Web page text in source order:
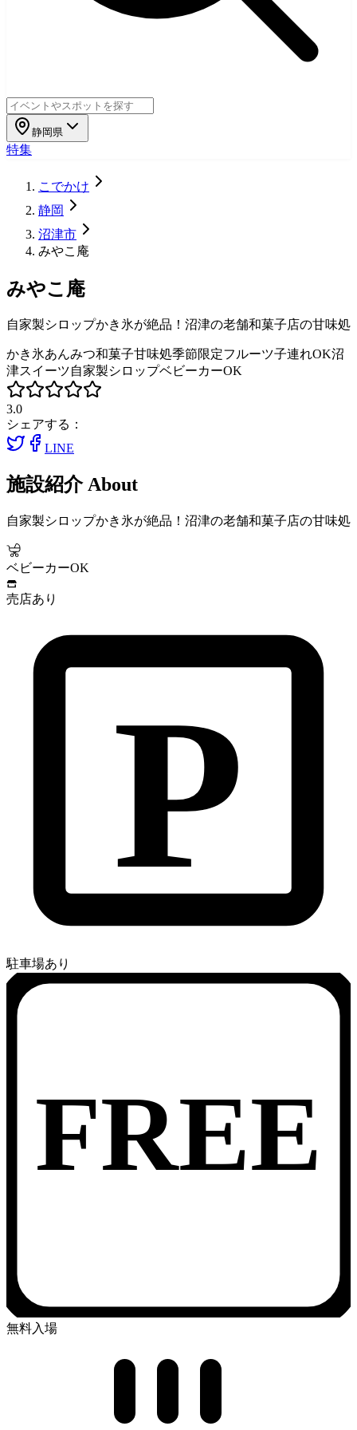
静岡県
特集
こでかけ
静岡
沼津市
みやこ庵
みやこ庵
自家製シロップかき氷が絶品！沼津の老舗和菓子店の甘味処
かき氷あんみつ和菓子甘味処季節限定フルーツ子連れOK沼
津スイーツ自家製シロップベビーカーOK
3.0
シェアする：
LINE
施設紹介 About
自家製シロップかき氷が絶品！沼津の老舗和菓子店の甘味処
ベビーカーOK
売店あり
P
駐車場あり
FREE
無料入場